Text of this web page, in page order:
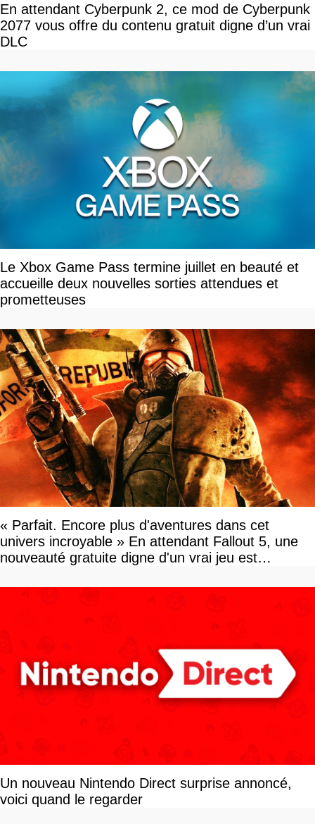
En attendant Cyberpunk 2, ce mod de Cyberpunk
2077 vous offre du contenu gratuit digne d’un vrai
DLC
Le Xbox Game Pass termine juillet en beauté et
accueille deux nouvelles sorties attendues et
prometteuses
« Parfait. Encore plus d'aventures dans cet
univers incroyable » En attendant Fallout 5, une
nouveauté gratuite digne d'un vrai jeu est
Un nouveau Nintendo Direct surprise annoncé,
voici quand le regarder